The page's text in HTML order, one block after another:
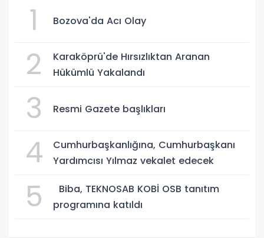
1 Bozova'da Acı Olay
2
Karaköprü'de Hırsızlıktan Aranan
Hükümlü Yakalandı
3 Resmi Gazete başlıkları
4
Cumhurbaşkanlığına, Cumhurbaşkanı
Yardımcısı Yılmaz vekalet edecek
5
Biba, TEKNOSAB KOBİ OSB tanıtım
programına katıldı